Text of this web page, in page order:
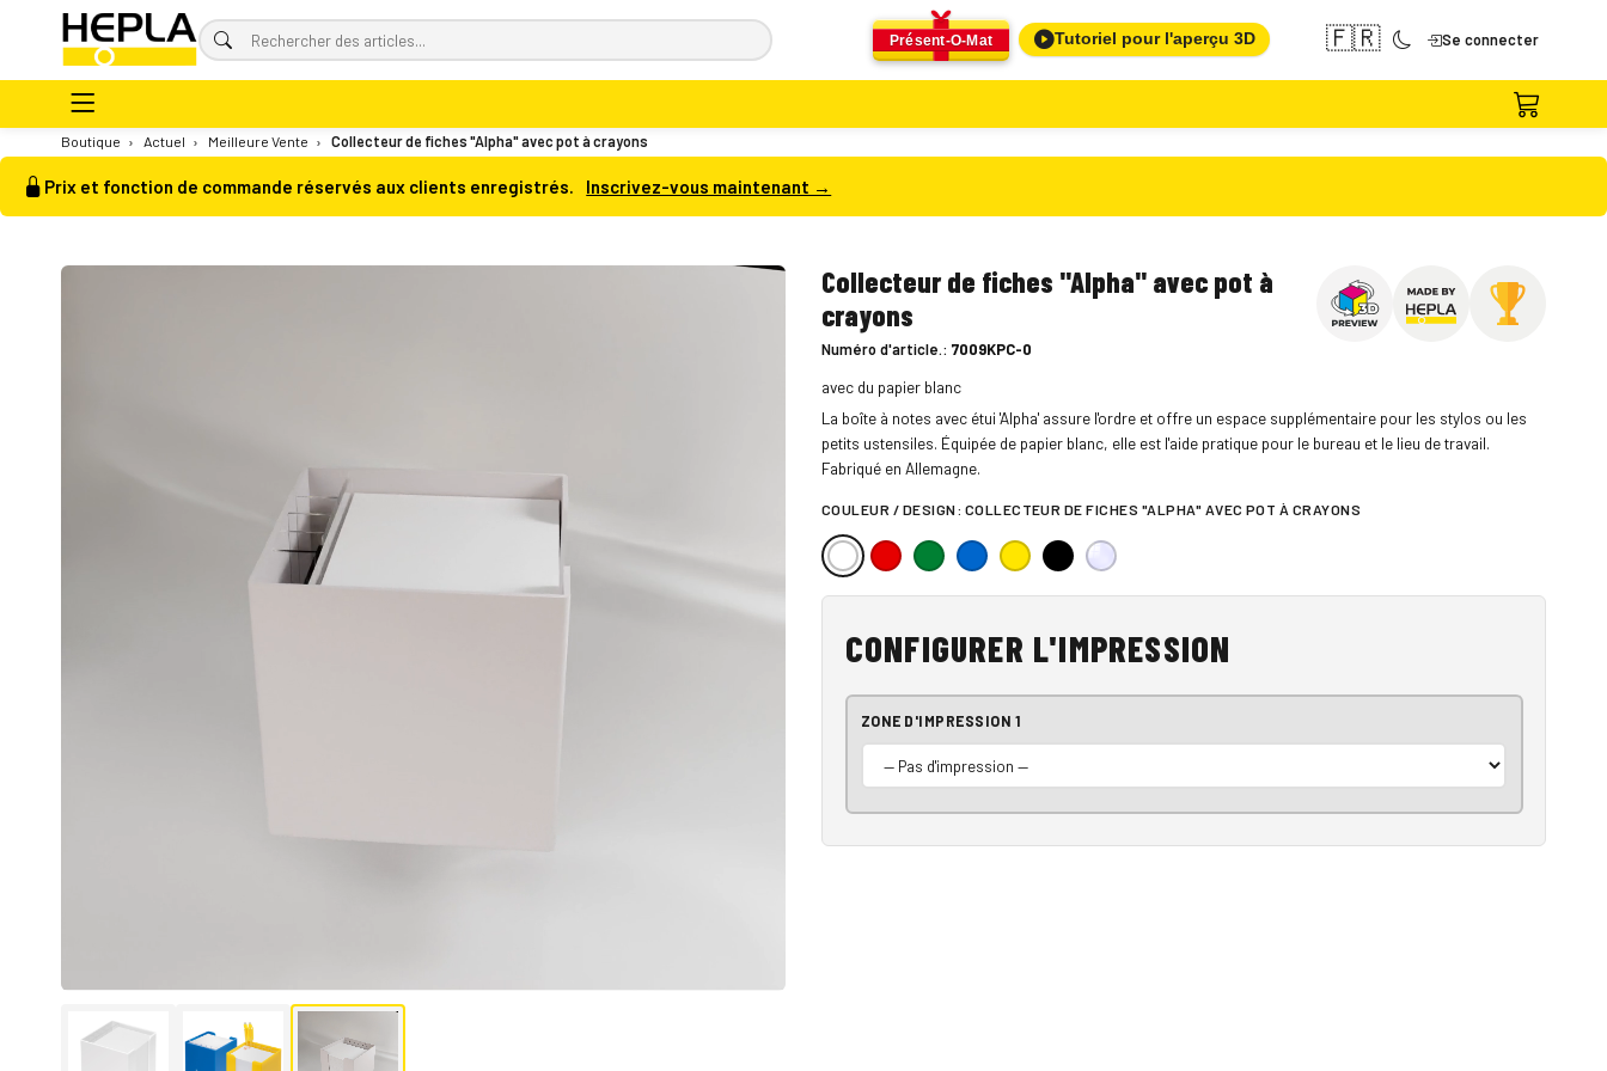
Présent-O-Mat Tutoriel pour l'aperçu 3D 🇫🇷 Se connecter
Boutique › Actuel › Meilleure Vente › Collecteur de fiches "Alpha" avec pot à crayons
Prix et fonction de commande réservés aux clients enregistrés. Inscrivez-vous maintenant →
Collecteur de fiches "Alpha" avec pot à
crayons
Numéro d'article.: 7009KPC-0
avec du papier blanc
La boîte à notes avec étui 'Alpha' assure l'ordre et offre un espace supplémentaire pour les stylos ou les
petits ustensiles. Équipée de papier blanc, elle est l'aide pratique pour le bureau et le lieu de travail.
Fabriqué en Allemagne.
COULEUR / DESIGN: COLLECTEUR DE FICHES "ALPHA" AVEC POT À CRAYONS
CONFIGURER L'IMPRESSION
ZONE D'IMPRESSION 1